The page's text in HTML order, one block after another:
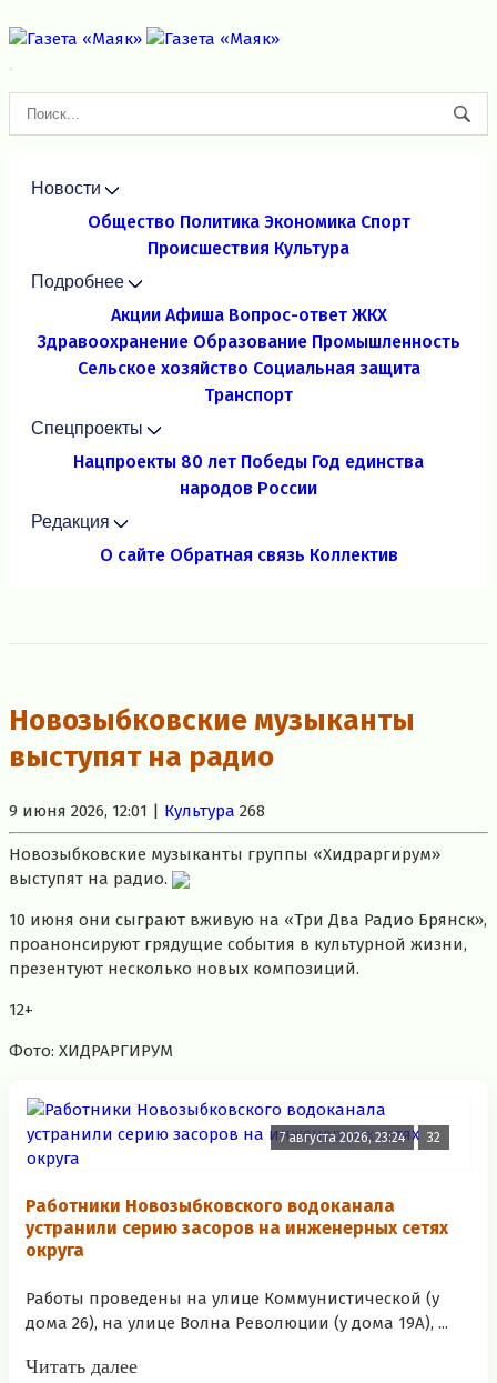
Новости
Общество Политика Экономика Спорт
Происшествия Культура
Подробнее
Акции Афиша Вопрос-ответ ЖКХ
Здравоохранение Образование Промышленность
Сельское хозяйство Социальная защита
Транспорт
Спецпроекты
Нацпроекты 80 лет Победы Год единства
народов России
Редакция
О сайте Обратная связь Коллектив
Новозыбковские музыканты
выступят на радио
9 июня 2026, 12:01 | Культура 268
Новозыбковские музыканты группы «Хидраргирум»
выступят на радио.
10 июня они сыграют вживую на «Три Два Радио Брянск»,
проанонсируют грядущие события в культурной жизни,
презентуют несколько новых композиций.
12+
Фото: ХИДРАРГИРУМ
7 августа 2026, 23:24 32
Работники Новозыбковского водоканала
устранили серию засоров на инженерных сетях
округа
Работы проведены на улице Коммунистической (у
дома 26), на улице Волна Революции (у дома 19А), ...
Читать далее